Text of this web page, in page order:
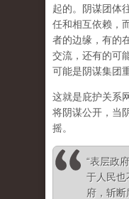
起的。阴谋团体
任和相互依赖，
者的边缘，有的
交流，还有的可
可能是阴谋集团
这就是庇护关系
将阴谋公开，当
摇。
“表层政
于人民也
府，斩